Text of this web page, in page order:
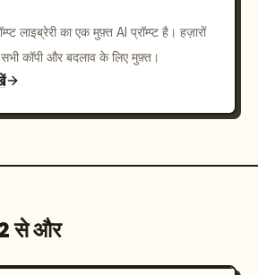
लाइब्रेरी का एक मुफ़्त AI प्रॉम्प्ट है। हज़ारों
कॉपी और बदलाव के लिए मुफ़्त।
से और